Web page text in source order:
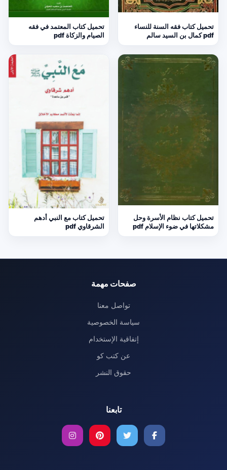
تحميل كتاب فقه السنة للنساء
pdf كمال بن السيد سالم
تحميل كتاب المعتمد في فقه
الصيام والزكاة pdf
تحميل كتاب نظام الأسرة وحل
مشكلاتها في ضوء الإسلام pdf
تحميل كتاب مع النبي أدهم
الشرقاوي pdf
صفحات مهمة
تواصل معنا
سياسة الخصوصية
إتفاقية الإستخدام
عن كتب كو
حقوق النشر
تابعنا